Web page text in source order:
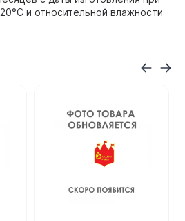
и относительной влажности